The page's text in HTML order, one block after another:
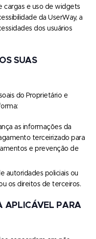
cargas e uso de widgets
da UserWay, a
dos usuários
SUAS
do Proprietário e
as informações da
terceirizado para
e prevenção de
autoridades policiais ou
os direitos de terceiros.
APLICÁVEL PARA